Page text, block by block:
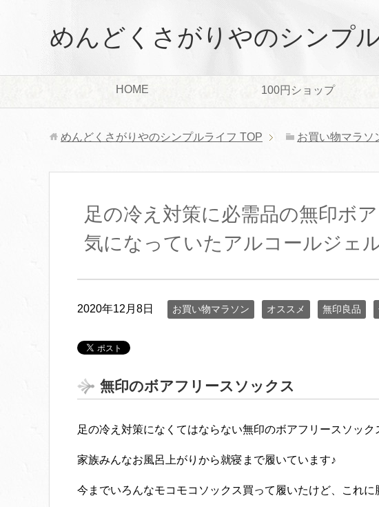
めんどくさがりやのシンプ
HOME 100円ショップ
めんどくさがりやのシンプルライフ TOP お買い物マラソ
足の冷え対策に必需品の無印ボ
気になっていたアルコールジェ
2020年12月8日 お買い物マラソン オススメ 無印良品
無印のボアフリースソックス
足の冷え対策になくてはならない無印のボアフリースソック
家族みんなお風呂上がりから就寝まで履いています♪
今までいろんなモコモコソックス買って履いたけど、これに